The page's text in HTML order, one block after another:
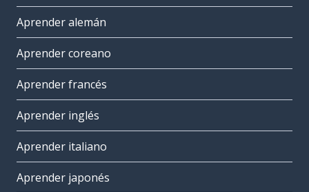
Aprender alemán
Aprender coreano
Aprender francés
Aprender inglés
Aprender italiano
Aprender japonés